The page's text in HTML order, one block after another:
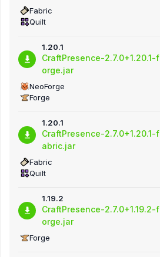
Fabric
Quilt
1.20.1
CraftPresence-2.7.0+1.20.1-f
orge.jar
NeoForge
Forge
1.20.1
CraftPresence-2.7.0+1.20.1-f
abric.jar
Fabric
Quilt
1.19.2
CraftPresence-2.7.0+1.19.2-f
orge.jar
Forge